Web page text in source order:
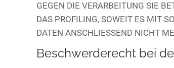
GEGEN DIE VERARBEITUNG SIE
DAS PROFILING, SOWEIT ES MIT
DATEN ANSCHLIESSEND NICHT
Beschwerde­recht bei